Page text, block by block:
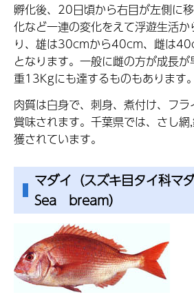
孵化後、20日頃から右目が左側に
化など一連の変化をえて浮遊生活
り、雄は30cmから40cm、雌は
となります。一般に雌の方が成長
重13Kgにも達するものもあります。
肉質は白身で、刺身、煮付け、フ
賞味されます。千葉県では、さし
獲されています。
マダイ（スズキ目タイ科マ
Sea bream）